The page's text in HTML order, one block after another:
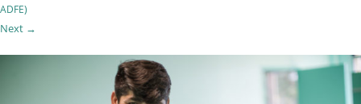
ADFE)
Next →